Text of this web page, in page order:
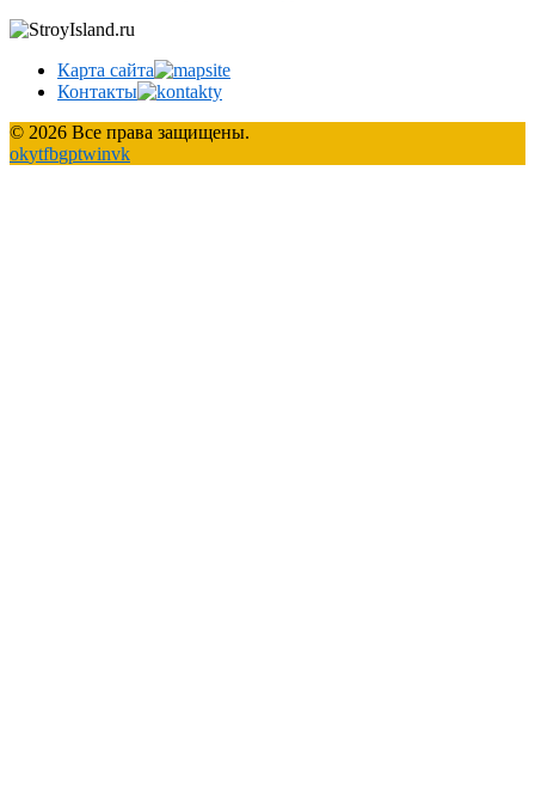
Карта сайта
Контакты
© 2026 Все права защищены.
okytfbgptwinvk